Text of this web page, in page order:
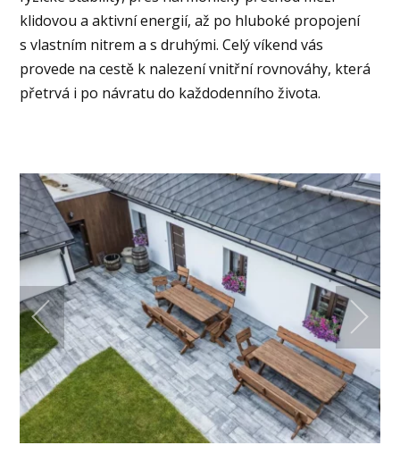
klidovou a aktivní energií, až po hluboké propojení
s vlastním nitrem a s druhými. Celý víkend vás
provede na cestě k nalezení vnitřní rovnováhy, která
přetrvá i po návratu do každodenního života.